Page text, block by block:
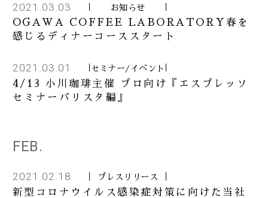
2021.03.03 お知らせ
OGAWA COFFEE LABORATORY春を
感じるディナーコーススタート
2021.03.01 セミナー/イベント
4/13 小川珈琲主催 プロ向け『エスプレッソ
セミナーバリスタ編』
FEB.
2021.02.18 プレスリリース
新型コロナウイルス感染症対策に向けた当社